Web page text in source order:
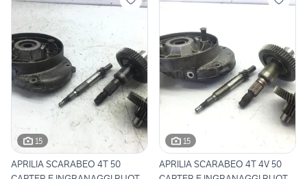
15
APRILIA SCARABEO 4T 50
15
APRILIA SCARABEO 4T 4V 50